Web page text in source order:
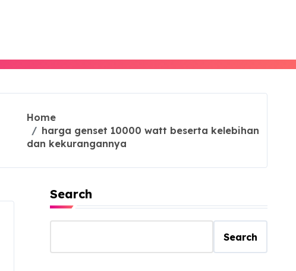
Home
harga genset 10000 watt beserta kelebihan
dan kekurangannya
Search
Search